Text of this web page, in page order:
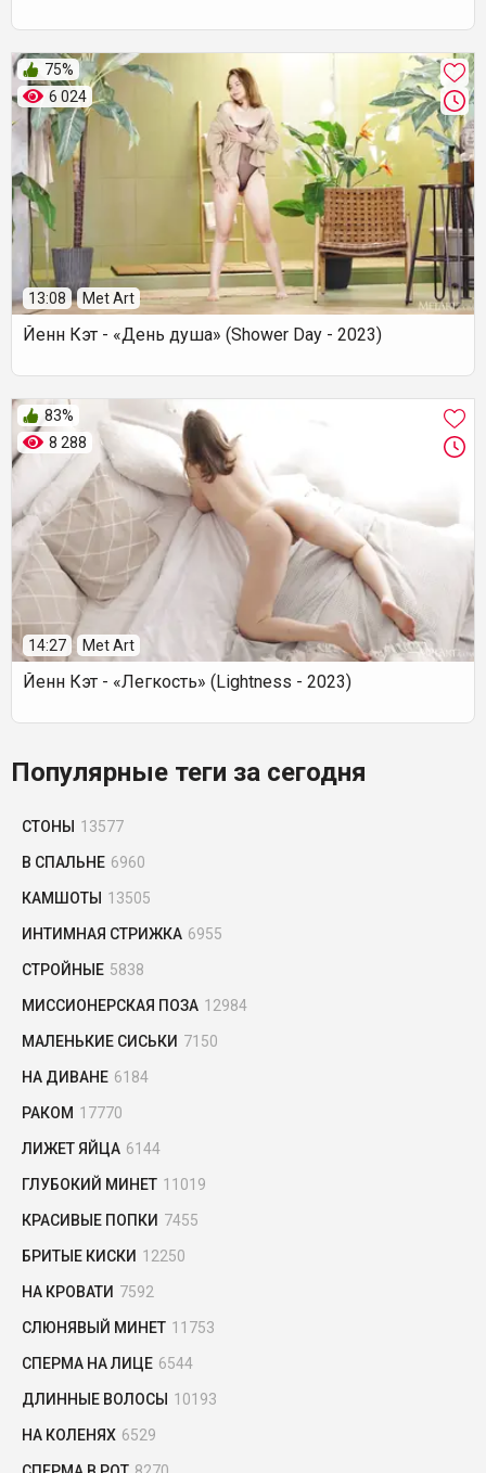
6 024
75%
13:08 Met Art
Йенн Кэт - «День душа» (Shower Day - 2023)
8 288
83%
14:27 Met Art
Йенн Кэт - «Легкость» (Lightness - 2023)
Популярные теги за сегодня
СТОНЫ 13577
В СПАЛЬНЕ 6960
КАМШОТЫ 13505
ИНТИМНАЯ СТРИЖКА 6955
СТРОЙНЫЕ 5838
МИССИОНЕРСКАЯ ПОЗА 12984
МАЛЕНЬКИЕ СИСЬКИ 7150
НА ДИВАНЕ 6184
РАКОМ 17770
ЛИЖЕТ ЯЙЦА 6144
ГЛУБОКИЙ МИНЕТ 11019
КРАСИВЫЕ ПОПКИ 7455
БРИТЫЕ КИСКИ 12250
НА КРОВАТИ 7592
СЛЮНЯВЫЙ МИНЕТ 11753
СПЕРМА НА ЛИЦЕ 6544
ДЛИННЫЕ ВОЛОСЫ 10193
НА КОЛЕНЯХ 6529